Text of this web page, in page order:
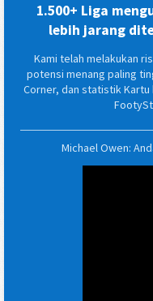
1.500+ Liga
lebih jarang
Kami telah melakukan
potensi menang paling
Corner, dan statistik Kartu
Michael Owen: